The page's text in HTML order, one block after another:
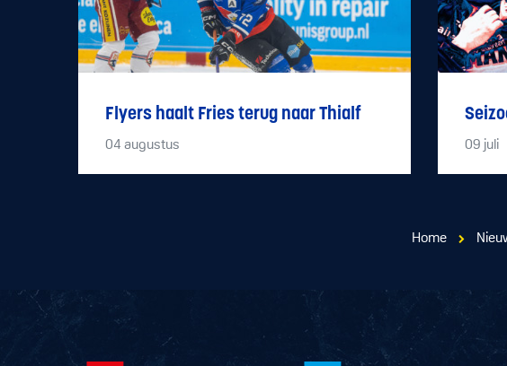
Flyers haalt Fries terug naar Thialf
04 augustus 09 juli
Home